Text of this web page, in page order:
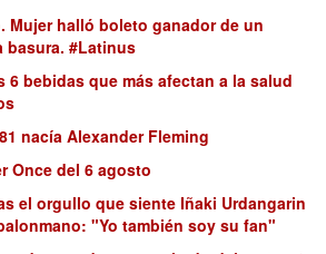
Mujer halló boleto ganador de un
basura. #Latinus
6 bebidas que más afectan a la salud
nacía Alexander Fleming
Once del 6 agosto
el orgullo que siente Iñaki Urdangarin
"Yo también soy su fan"